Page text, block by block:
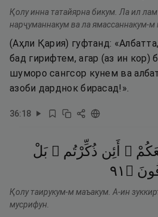
Қолу инна татайярна бикум. Ла ил лам
нарҷуманнакум ва ла ямассаннакум-м
(Аҳли Қария) гуфтанд:
бад гирифтем, агар (аз ин кор)
шуморо сангсор кунем ва
азоби дарднок бирасад!».
36:18
أَئِن ذُكِّرْتُم ۚ بَلْ
۝ ١٩
Қолу таирукум-м маъакум. А-ин
мусрифун.